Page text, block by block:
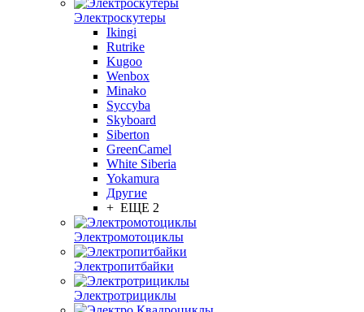
Электроскутеры
Ikingi
Rutrike
Kugoo
Wenbox
Minako
Syccyba
Skyboard
Siberton
GreenCamel
White Siberia
Yokamura
Другие
+ ЕЩЕ 2
Электромотоциклы
Электропитбайки
Электротрициклы